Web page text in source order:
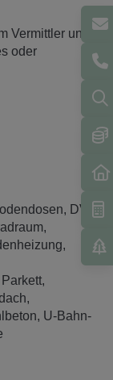
Vermittler und
oder
DV- /
Parkett
U-Bahn-